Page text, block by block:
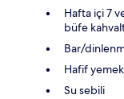
Hafta içi 7
büfe
Bar/
Hafif
Su sebili